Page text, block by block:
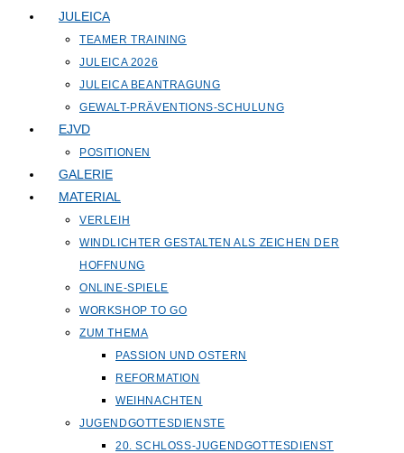
JULEICA
TEAMER TRAINING
JULEICA 2026
JULEICA BEANTRAGUNG
GEWALT-PRÄVENTIONS-SCHULUNG
EJVD
POSITIONEN
GALERIE
MATERIAL
VERLEIH
WINDLICHTER GESTALTEN ALS ZEICHEN DER
HOFFNUNG
ONLINE-SPIELE
WORKSHOP TO GO
ZUM THEMA
PASSION UND OSTERN
REFORMATION
WEIHNACHTEN
JUGENDGOTTESDIENSTE
20. SCHLOSS-JUGENDGOTTESDIENST